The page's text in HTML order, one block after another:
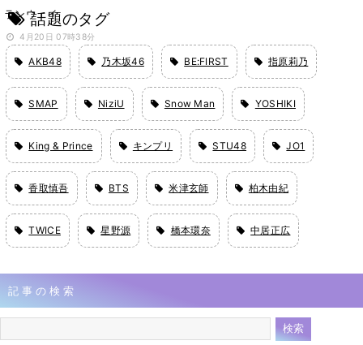
ランウェイ
4月20日 07時38分
話題のタグ
AKB48 乃木坂46 BE:FIRST 指原莉乃
SMAP NiziU Snow Man YOSHIKI
King & Prince キンプリ STU48 JO1
香取慎吾 BTS 米津玄師 柏木由紀
TWICE 星野源 橋本環奈 中居正広
記事の検索